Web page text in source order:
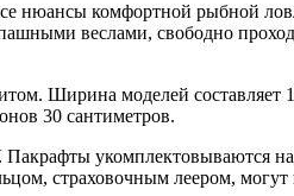
нюансы комфортной рыбной
веслами, свободно
Ширина моделей составляет
30 сантиметров.
укомплектовываются
страховочным леером,